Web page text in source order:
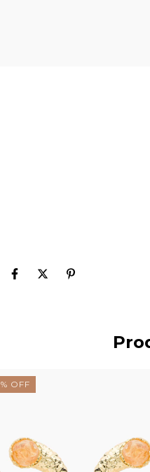
% OFF